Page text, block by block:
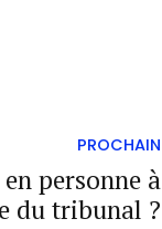
PROCHAIN
personne à
du tribunal ?